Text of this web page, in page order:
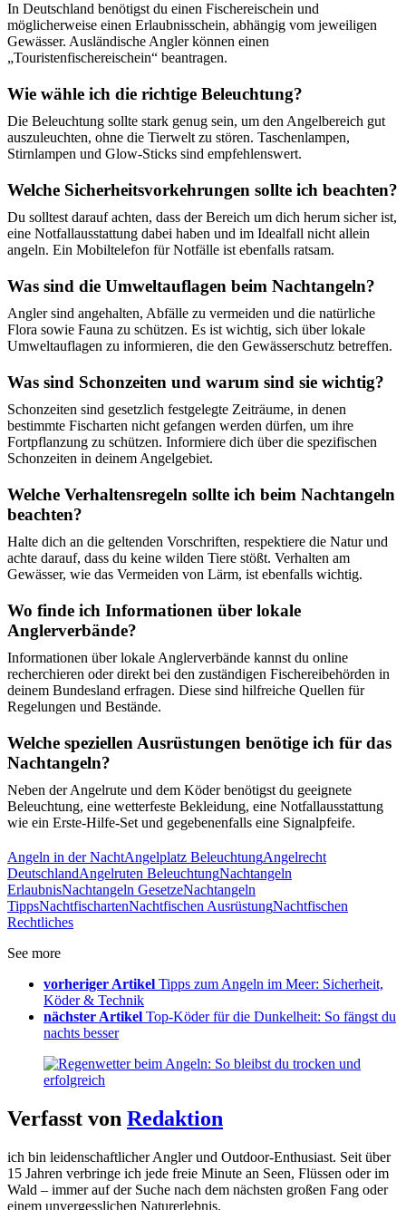
In Deutschland benötigst du einen Fischereischein und
möglicherweise einen Erlaubnisschein, abhängig vom jeweiligen
Gewässer. Ausländische Angler können einen
„Touristenfischereischein“ beantragen.
Wie wähle ich die richtige Beleuchtung?
Die Beleuchtung sollte stark genug sein, um den Angelbereich gut
auszuleuchten, ohne die Tierwelt zu stören. Taschenlampen,
Stirnlampen und Glow-Sticks sind empfehlenswert.
Welche Sicherheitsvorkehrungen sollte ich beachten?
Du solltest darauf achten, dass der Bereich um dich herum sicher ist,
eine Notfallausstattung dabei haben und im Idealfall nicht allein
angeln. Ein Mobiltelefon für Notfälle ist ebenfalls ratsam.
Was sind die Umweltauflagen beim Nachtangeln?
Angler sind angehalten, Abfälle zu vermeiden und die natürliche
Flora sowie Fauna zu schützen. Es ist wichtig, sich über lokale
Umweltauflagen zu informieren, die den Gewässerschutz betreffen.
Was sind Schonzeiten und warum sind sie wichtig?
Schonzeiten sind gesetzlich festgelegte Zeiträume, in denen
bestimmte Fischarten nicht gefangen werden dürfen, um ihre
Fortpflanzung zu schützen. Informiere dich über die spezifischen
Schonzeiten in deinem Angelgebiet.
Welche Verhaltensregeln sollte ich beim Nachtangeln
beachten?
Halte dich an die geltenden Vorschriften, respektiere die Natur und
achte darauf, dass du keine wilden Tiere stößt. Verhalten am
Gewässer, wie das Vermeiden von Lärm, ist ebenfalls wichtig.
Wo finde ich Informationen über lokale
Anglerverbände?
Informationen über lokale Anglerverbände kannst du online
recherchieren oder direkt bei den zuständigen Fischereibehörden in
deinem Bundesland erfragen. Diese sind hilfreiche Quellen für
Regelungen und Bestände.
Welche speziellen Ausrüstungen benötige ich für das
Nachtangeln?
Neben der Angelrute und dem Köder benötigst du geeignete
Beleuchtung, eine wetterfeste Bekleidung, eine Notfallausstattung
wie ein Erste-Hilfe-Set und gegebenenfalls eine Signalpfeife.
Angeln in der NachtAngelplatz BeleuchtungAngelrecht
DeutschlandAngelruten BeleuchtungNachtangeln
ErlaubnisNachtangeln GesetzeNachtangeln
TippsNachtfischartenNachtfischen AusrüstungNachtfischen
Rechtliches
See more
vorheriger Artikel Tipps zum Angeln im Meer: Sicherheit,
Köder & Technik
nächster Artikel Top-Köder für die Dunkelheit: So fängst du
nachts besser
Verfasst von Redaktion
ich bin leidenschaftlicher Angler und Outdoor-Enthusiast. Seit über
15 Jahren verbringe ich jede freie Minute an Seen, Flüssen oder im
Wald – immer auf der Suche nach dem nächsten großen Fang oder
einem unvergesslichen Naturerlebnis.